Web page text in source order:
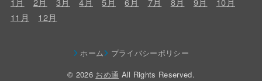
11月
12月
ホーム
プライバシーポリシー
© 2026 おめ通 All Rights Reserved.